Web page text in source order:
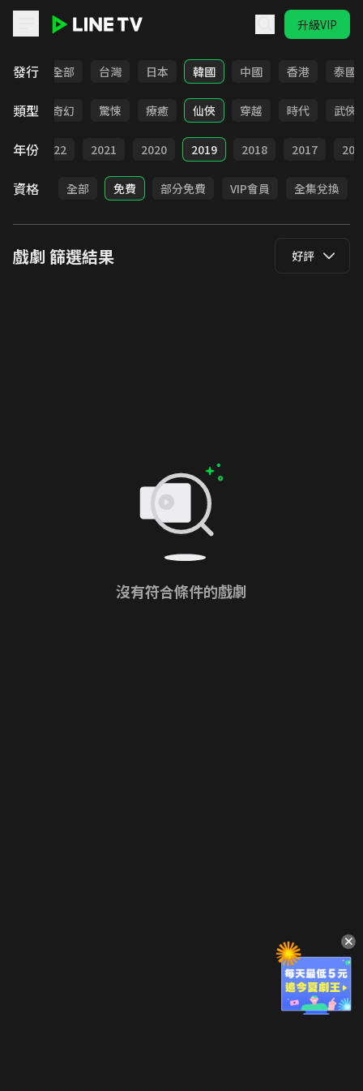
升級VIP
發行 全部 台灣 日本 韓國 中國 香港 泰國
類型
BL 奇幻 驚悚 療癒 仙俠 穿越 時代 武俠
年份 2022 2021 2020 2019 2018 2017
資格 全部 免費 部分免費 VIP會員 全集兌換
戲劇 篩選結果 好評
沒有符合條件的戲劇